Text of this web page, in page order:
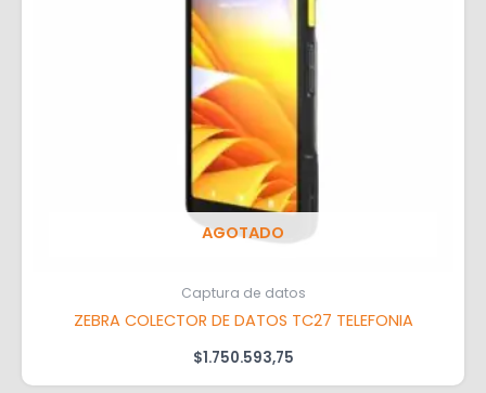
AGOTADO
Captura de datos
ZEBRA COLECTOR DE DATOS TC27 TELEFONIA
$1.750.593,75